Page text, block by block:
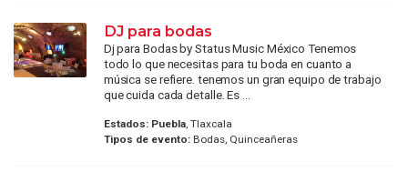
DJ para bodas
Dj para Bodas by Status Music México Tenemos
todo lo que necesitas para tu boda en cuanto a
música se refiere. tenemos un gran equipo de trabajo
que cuida cada detalle. Es ...
Estados: Puebla, Tlaxcala
Tipos de evento:Bodas, Quinceañeras